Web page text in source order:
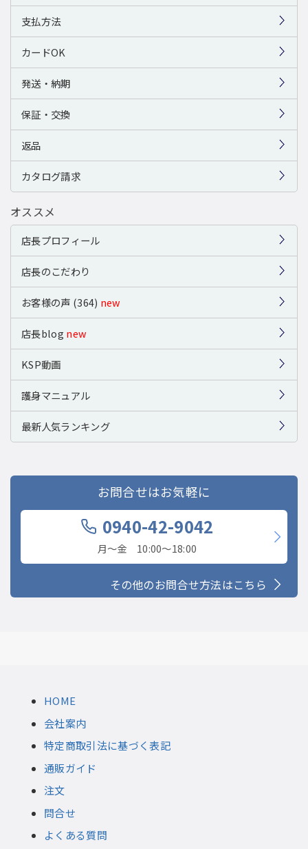
支払方法
カードOK
発送・納期
保証・交換
返品
カタログ請求
オススメ
店長プロフィール
店長のこだわり
お客様の声 (364) new
店長blog new
KSP動画
護身マニュアル
最新人気ランキング
お問合せはお気軽に
0940-42-9042
月〜金 10:00〜18:00
その他のお問合せ方法はこちら
HOME
会社案内
特定商取引法に基づく表記
通販ガイド
注文
問合せ
よくある質問